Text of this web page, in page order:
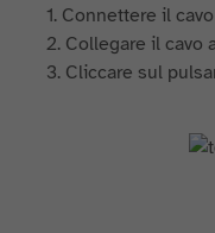
1. Connettere il
2. Collegare il cavo
3. Cliccare sul